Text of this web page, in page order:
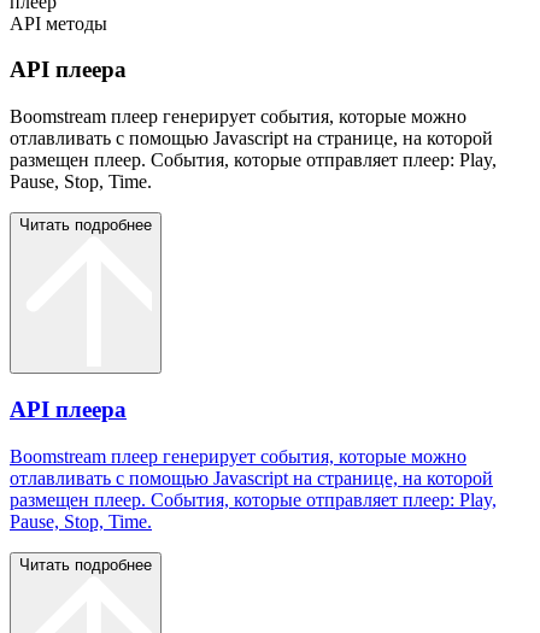
API методы
API плеера
Boomstream плеер генерирует события, которые можно
отлавливать с помощью Javascript на странице, на которой
размещен плеер. События, которые отправляет плеер: Play,
Pause, Stop, Time.
Читать подробнее
API плеера
Boomstream плеер генерирует события, которые можно
отлавливать с помощью Javascript на странице, на которой
размещен плеер. События, которые отправляет плеер: Play,
Pause, Stop, Time.
Читать подробнее